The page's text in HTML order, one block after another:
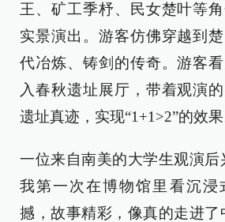
王、矿工季杼、民女楚叶等
实景演出。游客仿佛穿越到
代冶炼、铸剑的传奇。游客
入春秋遗址展厅，带着观演
遗址真迹，实现“1+1>2”的效果
一位来自南美的大学生观演后
我第一次在博物馆里看沉浸
撼，故事精彩，像真的走进了